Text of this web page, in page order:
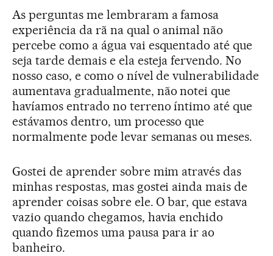
As perguntas me lembraram a famosa
experiência da rã na qual o animal não
percebe como a água vai esquentado até que
seja tarde demais e ela esteja fervendo. No
nosso caso, e como o nível de vulnerabilidade
aumentava gradualmente, não notei que
havíamos entrado no terreno íntimo até que
estávamos dentro, um processo que
normalmente pode levar semanas ou meses.
Gostei de aprender sobre mim através das
minhas respostas, mas gostei ainda mais de
aprender coisas sobre ele. O bar, que estava
vazio quando chegamos, havia enchido
quando fizemos uma pausa para ir ao
banheiro.